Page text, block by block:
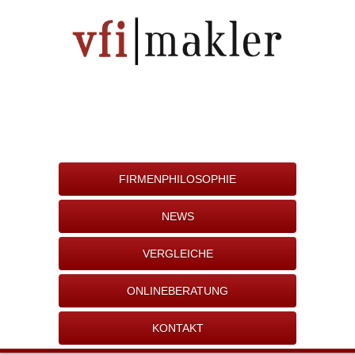
FIRMENPHILOSOPHIE
NEWS
VERGLEICHE
ONLINEBERATUNG
KONTAKT